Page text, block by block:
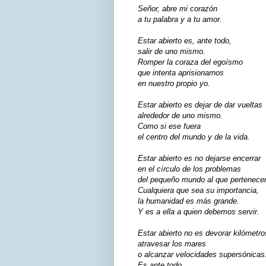
Señor, abre mi corazón
a tu palabra y a tu amor.
Estar abierto es, ante todo,
salir de uno mismo.
Romper la coraza del egoísmo
que intenta aprisionarnos
en nuestro propio yo.
Estar abierto es dejar de dar vueltas
alrededor de uno mismo.
Como si ese fuera
el centro del mundo y de la vida.
Estar abierto es no dejarse encerrar
en el círculo de los problemas
del pequeño mundo al que
Cualquiera que sea su importancia,
la humanidad es más grande.
Y es a ella a quien debemos servir.
Estar abierto no es devorar
atravesar los mares
o alcanzar velocidades supersónicas.